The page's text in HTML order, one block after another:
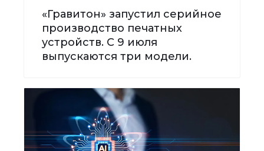
«Гравитон» запустил серийное
производство печатных
устройств. С 9 июля
выпускаются три модели.